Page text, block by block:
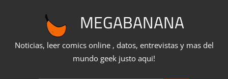
MEGABANANA
Noticias, leer comics online , datos, entrevistas y mas del
mundo geek justo aqui!